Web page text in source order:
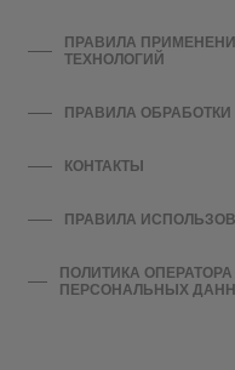
ПРАВИЛА
ТЕХНОЛОГИЙ
ПРАВИЛА
КОНТАКТЫ
ПРАВИЛА
ПОЛИТИКА
ПЕРСОНАЛЬНЫХ